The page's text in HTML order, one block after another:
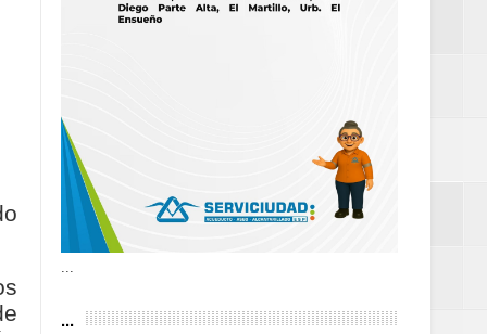
sin
Gobierno de
de la Mujer
...